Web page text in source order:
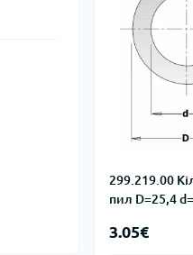
299.219.00
пил D=25,4
3.05€